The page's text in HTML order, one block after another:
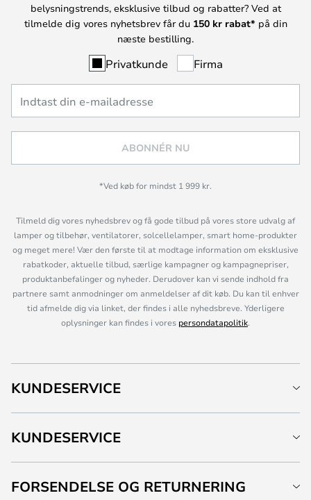
belysningstrends, eksklusive tilbud og rabatter? Ved at
tilmelde dig vores nyhetsbrev får du 150 kr rabat* på din
næste bestilling.
Privatkunde Firma
ABONNÉR NU
*Ved køb for mindst 1 999 kr.
Tilmeld dig vores nyhedsbrev og få gode tilbud på vores store udvalg af
lamper og tilbehør, ventilatorer, solcellelamper, smart home-produkter
og meget mere! Vær den første til at modtage information om eksklusive
rabatkoder, aktuelle tilbud, særlige kampagner og kampagnepriser,
produktanbefalinger og nyheder. Derudover kan vi sende indhold fra
partnere samt anmodninger om anmeldelser af dit køb. Du kan til enhver
tid afmelde dig via linket, der findes i alle nyhedsbreve. Yderligere
oplysninger kan findes i vores persondatapolitik.
KUNDESERVICE
KUNDESERVICE
FORSENDELSE OG RETURNERING